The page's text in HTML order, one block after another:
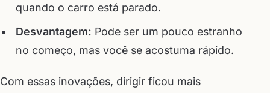
quando o carro está parado.
Desvantagem: Pode ser um pouco estranho
no começo, mas você se acostuma rápido.
Com essas inovações, dirigir ficou mais